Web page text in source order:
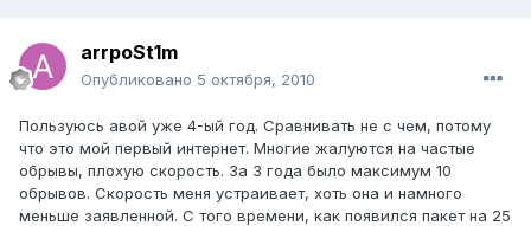
arrpoSt1m
Опубликовано 5 октября, 2010
Пользуюсь авой уже 4-ый год. Сравнивать не с чем, потому
что это мой первый интернет. Многие жалуются на частые
обрывы, плохую скорость. За 3 года было максимум 10
обрывов. Скорость меня устраивает, хоть она и намного
меньше заявленной. С того времени, как появился пакет на 25